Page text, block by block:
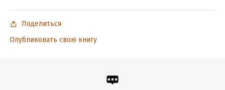
переломными моментами в развитии медицинских знаний?
Выбор за вами.
© & ℗ ООО «Издательство АСТ», «Аудиокнига», 2020
Поделиться
Опубликовать свою книгу